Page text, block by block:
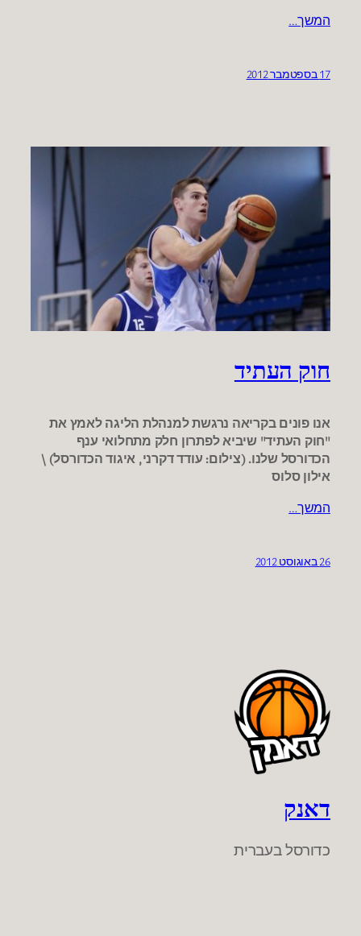
המשך…
17 בספטמבר 2012
חוק העתיד
אנו פונים בקריאה נרגשת למנהלת הליגה לאמץ את
"חוק העתיד" שיביא לפתרון חלק מתחלואי ענף
הכדורסל שלנו. (צילום: עודד דקרני, איגוד הכדורסל) \
אילון סלוס
המשך…
26 באוגוסט 2012
דאנק
כדורסל בעברית